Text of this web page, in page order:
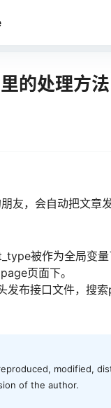
的处理方法
友，会自动把文章
被作为全局变
页面下。
发布接口文件，搜
modified,
of the author.